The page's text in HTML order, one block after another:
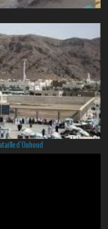
d`Ouhoud